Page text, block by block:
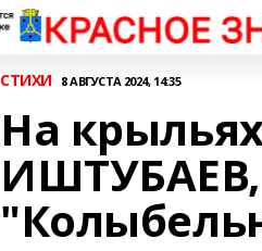
СТИХИ 8 АВГУСТА 2024, 14:35
На
ИШТУБАЕВ,